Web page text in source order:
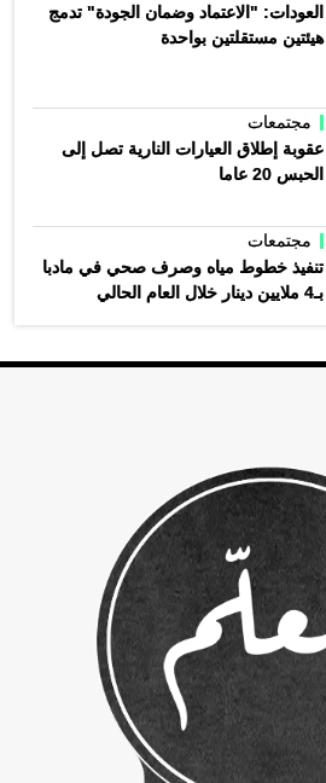
العودات: "الاعتماد وضمان الجودة" تدمج
هيئتين مستقلتين بواحدة
مجتمعات
عقوبة إطلاق العيارات النارية تصل إلى
الحبس 20 عاما
مجتمعات
تنفيذ خطوط مياه وصرف صحي في مادبا
بـ4 ملايين دينار خلال العام الحالي